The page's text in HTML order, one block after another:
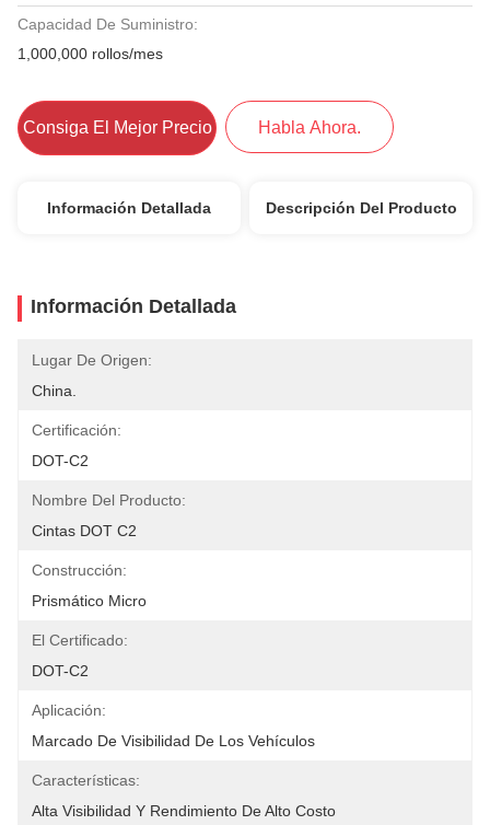
Capacidad De Suministro:
1,000,000 rollos/mes
Consiga El Mejor Precio Habla Ahora.
Información Detallada Descripción Del Producto
Información Detallada
Lugar De Origen:
China.
Certificación:
DOT-C2
Nombre Del Producto:
Cintas DOT C2
Construcción:
Prismático Micro
El Certificado:
DOT-C2
Aplicación:
Marcado De Visibilidad De Los Vehículos
Características:
Alta Visibilidad Y Rendimiento De Alto Costo